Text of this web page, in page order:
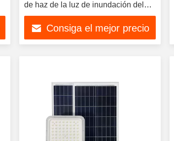
de haz de la luz de inundación del
panel solar 12W 120°
Consiga el mejor precio